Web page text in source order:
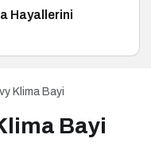
Hayallerini
Klima Bayi
Bayi